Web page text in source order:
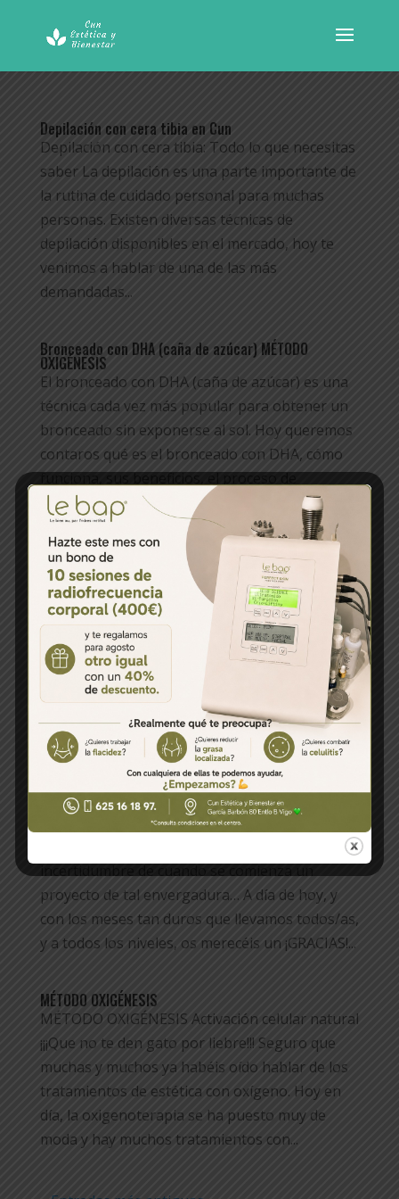
Depilación con cera tibia en Cun
Depilación con cera tibia: Todo lo que necesitas
saber La depilación es una parte importante de
la rutina de cuidado personal para muchas
personas. Existen diversas técnicas de
depilación disponibles en el mercado, hoy te
venimos a hablar de una de las más
demandadas...
Bronceado con DHA (caña de azúcar) MÉTODO
OXIGÉNESIS
El bronceado con DHA (caña de azúcar) es una
técnica cada vez más popular para obtener un
bronceado sin exponerse al sol. Hoy queremos
contaros qué es el bronceado con DHA, cómo
funciona, sus beneficios, el proceso de
aplicación, y los cuidados posteriores.
Aprenderás...
Terapia geotermal
PIEDRAS VOLCÁNICAS O HOT STONES ¿Has
oído hablar del masaje con piedras volcánicas?
Acompáñanos para descubrir todo lo que
puede te puede aportar este tipo de
tratamiento. Esta técnica de masaje es una de
las más solicitadas entre los mejores spas del
mundo. Produce...
Celebramos nuestro 4º aniversario
El 2 de octubre de hace 4 años abríamos
proyecto de tal envergadura… A día de hoy, y
con los meses tan duros que llevamos todos/as,
y a todos los niveles, os merecéis un ¡GRACIAS!...
MÉTODO OXIGÉNESIS
MÉTODO OXIGÉNESIS Activación celular natural
¡¡¡Que no te den gato por liebre!!! Seguro que
muchas y muchos ya habéis oído hablar de los
tratamientos de estética con oxígeno. Hoy en
día, la oxigenoterapia se ha puesto muy de
moda y hay muchos tratamientos con...